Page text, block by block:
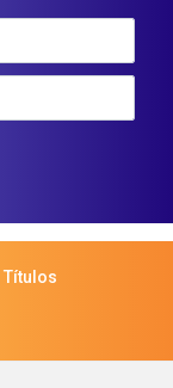
Títulos